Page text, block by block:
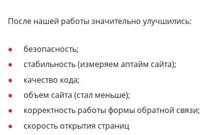
После нашей работы значительно улучшились:
безопасность;
стабильность (измеряем аптайм сайта);
качество кода;
объем сайта (стал меньше);
корректность работы формы обратной связи;
скорость открытия страниц